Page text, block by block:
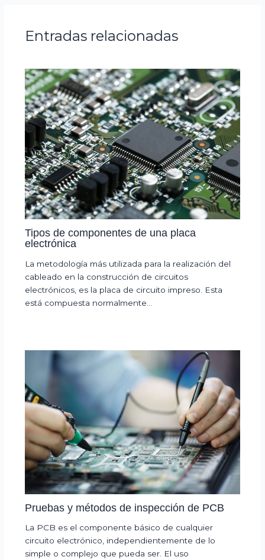
Entradas relacionadas
Tipos de componentes de una placa
electrónica
La metodología más utilizada para la realización del
cableado en la construcción de circuitos
electrónicos, es la placa de circuito impreso. Esta
está compuesta normalmente…
Pruebas y métodos de inspección de PCB
La PCB es el componente básico de cualquier
circuito electrónico, independientemente de lo
simple o complejo que pueda ser. El uso